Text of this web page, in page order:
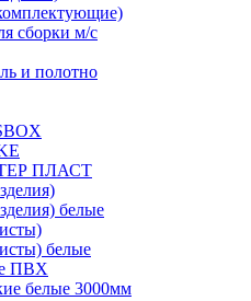
сборки м/с
и полотно
ПЛАСТ
белые
белые
ПВХ
белые 3000мм